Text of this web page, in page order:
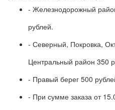
- Железнодорожный
рублей.
- Северный, Покровка,
Центральный район 350
- Правый берег 500
- При сумме заказа от